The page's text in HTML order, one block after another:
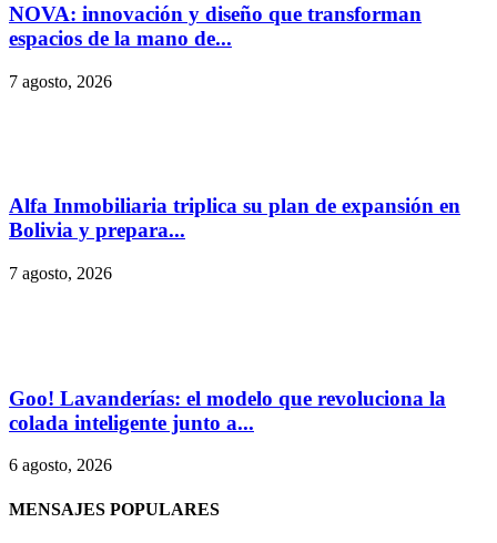
NOVA: innovación y diseño que transforman
espacios de la mano de...
7 agosto, 2026
Alfa Inmobiliaria triplica su plan de expansión en
Bolivia y prepara...
7 agosto, 2026
Goo! Lavanderías: el modelo que revoluciona la
colada inteligente junto a...
6 agosto, 2026
MENSAJES POPULARES